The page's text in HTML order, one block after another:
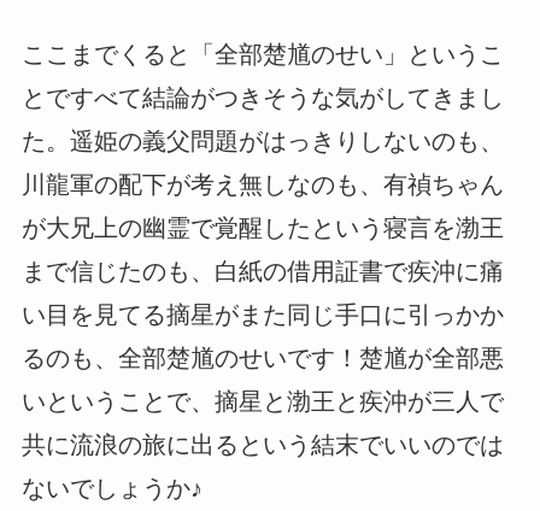
ここまでくると「全部楚馗のせい」というこ
とですべて結論がつきそうな気がしてきまし
た。遥姫の義父問題がはっきりしないのも、
川龍軍の配下が考え無しなのも、有禎ちゃん
が大兄上の幽霊で覚醒したという寝言を渤王
まで信じたのも、白紙の借用証書で疾沖に痛
い目を見てる摘星がまた同じ手口に引っかか
るのも、全部楚馗のせいです！楚馗が全部悪
いということで、摘星と渤王と疾沖が三人で
共に流浪の旅に出るという結末でいいのでは
ないでしょうか♪